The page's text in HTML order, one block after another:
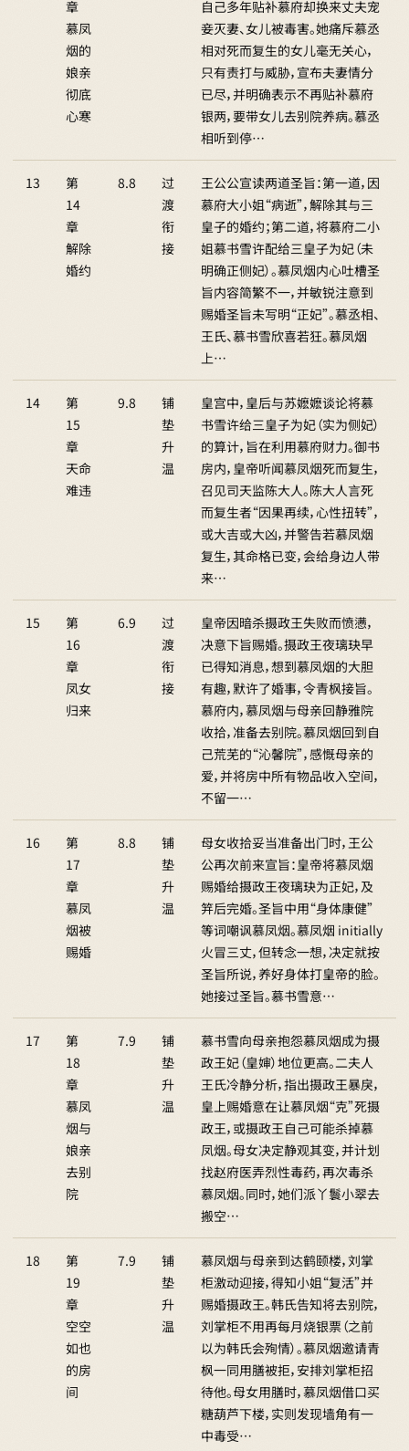
章
慕凤
烟的
娘亲
彻底
心寒
自己多年贴补慕府却换来丈夫宠
妾灭妻、女儿被毒害。她痛斥慕丞
相对死而复生的女儿毫无关心，
只有责打与威胁，宣布夫妻情分
已尽，并明确表示不再贴补慕府
银两，要带女儿去别院养病。慕丞
相听到停…
13
第
14
章
解除
婚约
8.8
过
渡
衔
接
王公公宣读两道圣旨：第一道，因
慕府大小姐“病逝”，解除其与三
皇子的婚约；第二道，将慕府二小
姐慕书雪许配给三皇子为妃（未
明确正侧妃）。慕凤烟内心吐槽圣
旨内容简繁不一，并敏锐注意到
赐婚圣旨未写明“正妃”。慕丞相、
王氏、慕书雪欣喜若狂。慕凤烟
上…
14
第
15
章
天命
难违
9.8
铺
垫
升
温
皇宫中，皇后与苏嬷嬷谈论将慕
书雪许给三皇子为妃（实为侧妃）
的算计，旨在利用慕府财力。御书
房内，皇帝听闻慕凤烟死而复生，
召见司天监陈大人。陈大人言死
而复生者“因果再续，心性扭转”，
或大吉或大凶，并警告若慕凤烟
复生，其命格已变，会给身边人带
来…
15
第
16
章
凤女
归来
6.9
过
渡
衔
接
皇帝因暗杀摄政王失败而愤懑，
决意下旨赐婚。摄政王夜璃玦早
已得知消息，想到慕凤烟的大胆
有趣，默许了婚事，令青枫接旨。
慕府内，慕凤烟与母亲回静雅院
收拾，准备去别院。慕凤烟回到自
己荒芜的“沁馨院”，感慨母亲的
爱，并将房中所有物品收入空间，
不留一…
16
第
17
章
慕凤
烟被
赐婚
8.8
铺
垫
升
温
母女收拾妥当准备出门时，王公
公再次前来宣旨：皇帝将慕凤烟
赐婚给摄政王夜璃玦为正妃，及
笄后完婚。圣旨中用“身体康健”
等词嘲讽慕凤烟。慕凤烟 initially
火冒三丈，但转念一想，决定就按
圣旨所说，养好身体打皇帝的脸。
她接过圣旨。慕书雪意…
17
第
18
章
慕凤
烟与
娘亲
去别
院
7.9
铺
垫
升
温
慕书雪向母亲抱怨慕凤烟成为摄
政王妃（皇婶）地位更高。二夫人
王氏冷静分析，指出摄政王暴戾，
皇上赐婚意在让慕凤烟“克”死摄
政王，或摄政王自己可能杀掉慕
凤烟。母女决定静观其变，并计划
找赵府医弄烈性毒药，再次毒杀
慕凤烟。同时，她们派丫鬟小翠去
搬空…
18
第
19
章
空空
如也
的房
间
7.9
铺
垫
升
温
慕凤烟与母亲到达鹤颐楼，刘掌
柜激动迎接，得知小姐“复活”并
赐婚摄政王。韩氏告知将去别院，
刘掌柜不用再每月烧银票（之前
以为韩氏会殉情）。慕凤烟邀请青
枫一同用膳被拒，安排刘掌柜招
待他。母女用膳时，慕凤烟借口买
糖葫芦下楼，实则发现墙角有一
中毒受…